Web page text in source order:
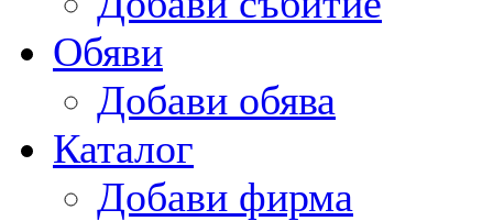
Обяви
Добави обява
Каталог
Добави фирма